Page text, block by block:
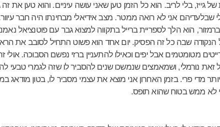
גייז, בלי לריב. הוא כל הזמן טען שאני עושה עיניים. והוא טען את
שבלעדיהם אני לא רואה ממטר. מצב אידיאלי מבחינתו היה חבר
הוא הלך לספריית ברייל בתקווה למצוא גבר עם פוטנציאל
שבה כל זה הפסיק. יום אחד הוא פשוט התחיל לסובב את
מטומטמים אבל יפים וכאילו להתעניין ברזי נפשם הסבוכה. אולי
זאת נורמלי, ושמאמצים שנמשכו שנים להסביר לו שזה לגמרי טבעי
יותר מדי פרי. בזמן האחרון אני מוצא את עצמי מסביר לו, בטון
לא ממש בטוח שהוא תופס.